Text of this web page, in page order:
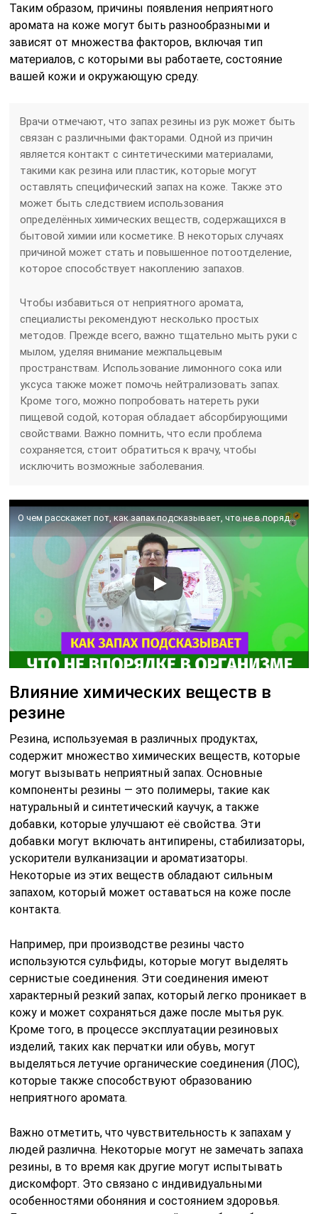
Таким образом, причины появления неприятного
аромата на коже могут быть разнообразными и
зависят от множества факторов, включая тип
материалов, с которыми вы работаете, состояние
вашей кожи и окружающую среду.
Врачи отмечают, что запах резины из рук может быть
связан с различными факторами. Одной из причин
является контакт с синтетическими материалами,
такими как резина или пластик, которые могут
оставлять специфический запах на коже. Также это
может быть следствием использования
определённых химических веществ, содержащихся в
бытовой химии или косметике. В некоторых случаях
причиной может стать и повышенное потоотделение,
которое способствует накоплению запахов.
Чтобы избавиться от неприятного аромата,
специалисты рекомендуют несколько простых
методов. Прежде всего, важно тщательно мыть руки с
мылом, уделяя внимание межпальцевым
пространствам. Использование лимонного сока или
уксуса также может помочь нейтрализовать запах.
Кроме того, можно попробовать натереть руки
пищевой содой, которая обладает абсорбирующими
свойствами. Важно помнить, что если проблема
сохраняется, стоит обратиться к врачу, чтобы
исключить возможные заболевания.
О чем расскажет пот, как запах подсказывает, что не в порядке в организме?
Влияние химических веществ в
резине
Резина, используемая в различных продуктах,
содержит множество химических веществ, которые
могут вызывать неприятный запах. Основные
компоненты резины — это полимеры, такие как
натуральный и синтетический каучук, а также
добавки, которые улучшают её свойства. Эти
добавки могут включать антипирены, стабилизаторы,
ускорители вулканизации и ароматизаторы.
Некоторые из этих веществ обладают сильным
запахом, который может оставаться на коже после
контакта.
Например, при производстве резины часто
используются сульфиды, которые могут выделять
сернистые соединения. Эти соединения имеют
характерный резкий запах, который легко проникает в
кожу и может сохраняться даже после мытья рук.
Кроме того, в процессе эксплуатации резиновых
изделий, таких как перчатки или обувь, могут
выделяться летучие органические соединения (ЛОС),
которые также способствуют образованию
неприятного аромата.
Важно отметить, что чувствительность к запахам у
людей различна. Некоторые могут не замечать запаха
резины, в то время как другие могут испытывать
дискомфорт. Это связано с индивидуальными
особенностями обоняния и состоянием здоровья.